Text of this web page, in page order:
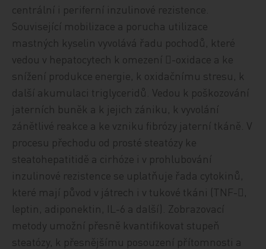
centrální i periferní inzulinové rezistence.
Související mobilizace a porucha utilizace
mastných kyselin vyvolává řadu pochodů, které
vedou v hepatocytech k omezení -oxidace a ke
snížení produkce energie, k oxidačnímu stresu, k
další akumulaci triglyceridů. Vedou k poškozování
jaterních buněk a k jejich zániku, k vyvolání
zánětlivé reakce a ke vzniku fibrózy jaterní tkáně. V
procesu přechodu od prosté steatózy ke
steatohepatitidě a cirhóze i v prohlubování
inzulinové rezistence se uplatňuje řada cytokinů,
které mají původ v játrech i v tukové tkáni (TNF-,
leptin, adiponektin, IL-6 a další). Zobrazovací
metody umožní přesně kvantifikovat stupeň
steatózy, k přesnějšímu posouzení přítomnosti a